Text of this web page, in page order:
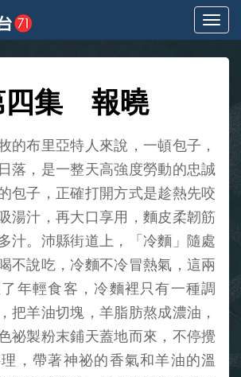
選
單
四集 報曉
的布里亞特人來說，一頓包子，
落，是一整天高強度勞動的忠誠
包子，正確打開方式是趁熱先咬
湯汁，再大口享用，麵皮柔韌筋
汁。沛縣街道上，「冷麵」隨處
不說吃，冷麵不冷冒熱氣，這兩
年輕食客，冷麵裡只有一種調
把羊油切塊，羊脂肪熬成濃油，
祕製粉末鋪天蓋地而來，不停攪
，帶著神祕的香氣和羊油的溫